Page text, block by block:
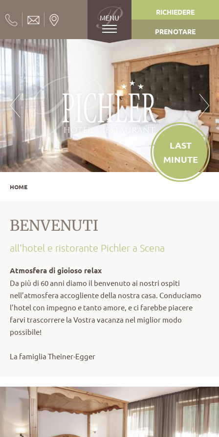
MENU
RICHIEDERE
PRENOTARE
LAST
MINUTE
HOME
BENVENUTI
all'hotel e ristorante Pichler a Scena
Atmosfera di gioioso relax
Da più di 60 anni diamo il benvenuto ai nostri ospiti
nell’atmosfera accogliente della nostra casa. Conduciamo
l’hotel con impegno e tanto amore, e ci farebbe piacere
farvi trascorrere la Vostra vacanza nel miglior modo
possibile!
La famiglia Theiner-Egger